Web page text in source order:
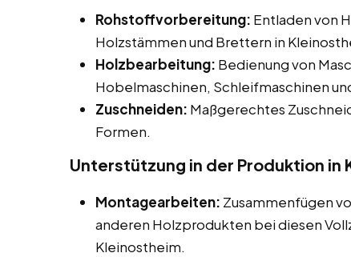
Rohstoffvorbereitung: Entladen von
Holzstämmen und Brettern in
Holzbearbeitung: Bedienung von
Hobelmaschinen, Schleifmaschinen
Zuschneiden: Maßgerechtes
Formen.
Unterstützung in der Produktion in
Montagearbeiten: Zusammenfügen
anderen Holzprodukten bei diesen
Kleinostheim.